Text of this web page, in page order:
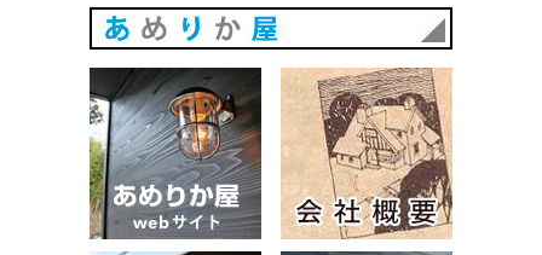
あめりか屋WEBサイト